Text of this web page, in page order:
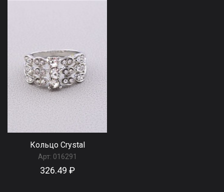
Кольцо Сrystal
Арт: 016291
326.49 ₽